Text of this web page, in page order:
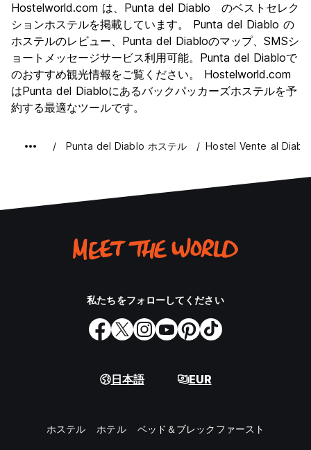
文化
6.8
ナイトライフ
7.2
コストパフォーマンス
8.0
Hostelworld.com は、Punta del Diablo のベストセレク
ションホステルを掲載しています。 Punta del Diablo の
ホステルのレビュー、Punta del Diabloのマップ、SMSシ
ョートメッセージサービス利用可能。Punta del Diabloで
のおすすめ観光情報をご覧ください。 Hostelworld.com
はPunta del Diabloにあるバックパッカーズホステルを予
約する最適なツールです。
Punta del Diablo ホステル Hostel Vente al Diablo
私たちをフォローしてください
日本語 EUR
ホステル ホテル ベッド＆ブレックファースト